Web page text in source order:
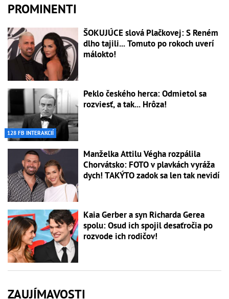
PROMINENTI
ŠOKUJÚCE slová Plačkovej: S Reném
dlho tajili... Tomuto po rokoch uverí
málokto!
128 FB INTERAKCIÍ
Peklo českého herca: Odmietol sa
rozviesť, a tak... Hrôza!
Manželka Attilu Végha rozpálila
Chorvátsko: FOTO v plavkách vyráža
dych! TAKÝTO zadok sa len tak nevidí
Kaia Gerber a syn Richarda Gerea
spolu: Osud ich spojil desaťročia po
rozvode ich rodičov!
ZAUJÍMAVOSTI